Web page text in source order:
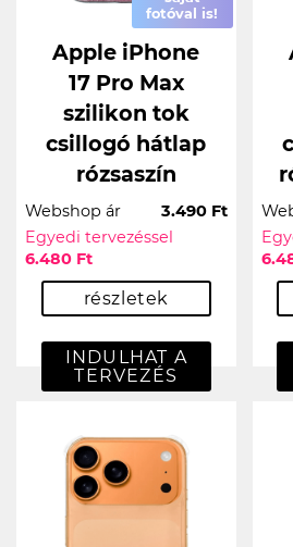
fotóval is!
Apple iPhone
17 Pro Max
szilikon tok
csillogó hátlap
rózsaszín
Webshop ár
3.490 Ft
Egyedi tervezéssel
6.480 Ft
részletek
INDULHAT A
TERVEZÉS